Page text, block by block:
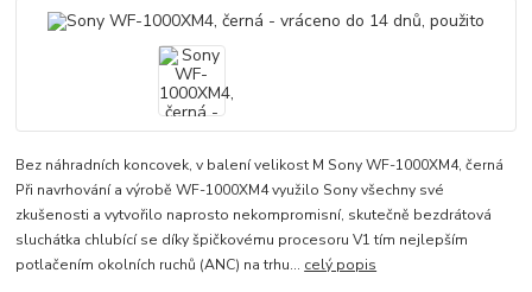
Bez náhradních koncovek, v balení velikost M Sony WF-1000XM4, černá
Při navrhování a výrobě WF-1000XM4 využilo Sony všechny své
zkušenosti a vytvořilo naprosto nekompromisní, skutečně bezdrátová
sluchátka chlubící se díky špičkovému procesoru V1 tím nejlepším
potlačením okolních ruchů (ANC) na trhu... celý popis